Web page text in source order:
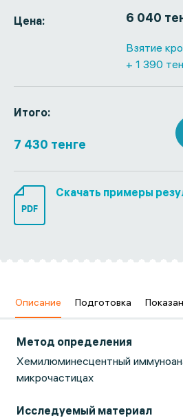
Цена: 6 040
Взятие
+ 1 390
Итого:
7 430 тенге
PDF
Скачать примеры
Описание Подготовка
Метод определения
Хемилюминесцентный
микрочастицах
Исследуемый материал